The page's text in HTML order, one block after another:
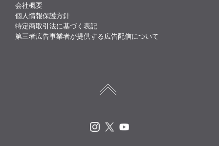
会社概要
個人情報保護方針
特定商取引法に基づく表記
第三者広告事業者が提供する広告配信について